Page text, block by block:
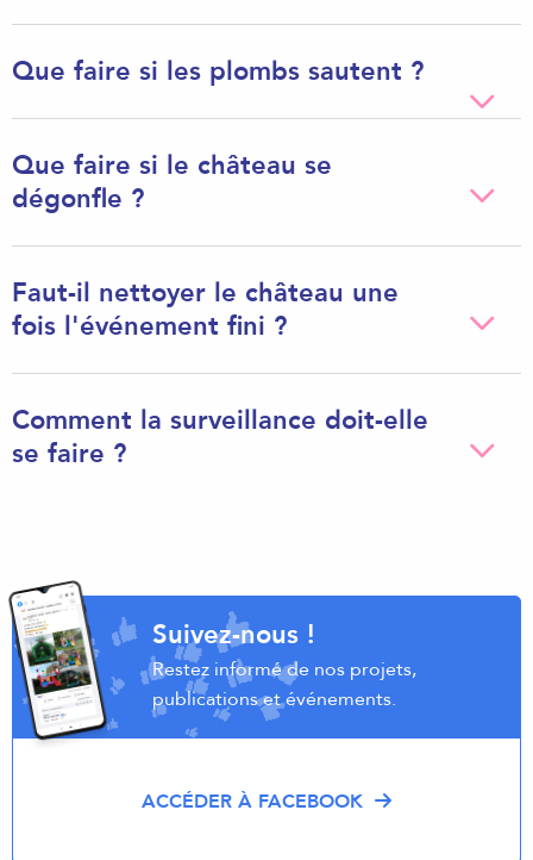
Que faire si les plombs sautent ?
Que faire si le château se
dégonfle ?
Faut-il nettoyer le château une
fois l'événement fini ?
Comment la surveillance doit-elle
se faire ?
Suivez-nous !
Restez informé de nos projets,
publications et événements.
ACCÉDER À FACEBOOK